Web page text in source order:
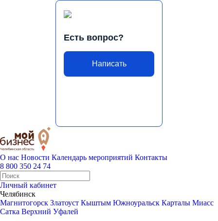
Есть вопрос?
Написать
О нас Новости Календарь мероприятий Контакты
8 800 350 24 74
Личный кабинет
Челябинск
Магнитогорск Златоуст Кыштым Южноуральск Карталы Миасс
Сатка Верхний Уфалей